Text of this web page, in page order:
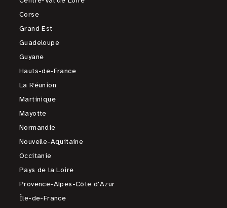
Corse
Grand Est
Guadeloupe
Guyane
Hauts-de-France
La Réunion
Martinique
Mayotte
Normandie
Nouvelle-Aquitaine
Occitanie
Pays de la Loire
Provence-Alpes-Côte d'Azur
Île-de-France